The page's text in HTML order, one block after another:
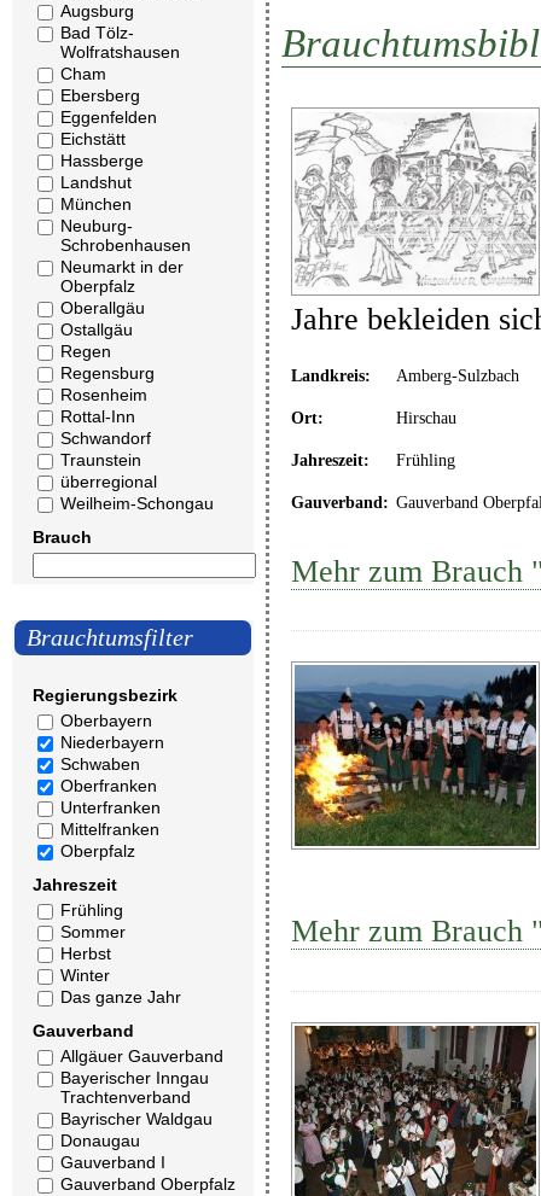
Augsburg
Bad Tölz-
Wolfratshausen
Cham
Ebersberg
Eggenfelden
Eichstätt
Hassberge
Landshut
München
Neuburg-
Schrobenhausen
Neumarkt in der
Oberpfalz
Oberallgäu
Ostallgäu
Regen
Regensburg
Rosenheim
Rottal-Inn
Schwandorf
Traunstein
überregional
Weilheim-Schongau
Brauch
Brauchtumsfilter
Regierungsbezirk
Oberbayern
Niederbayern
Schwaben
Oberfranken
Unterfranken
Mittelfranken
Oberpfalz
Jahreszeit
Frühling
Sommer
Herbst
Winter
Das ganze Jahr
Gauverband
Allgäuer Gauverband
Bayerischer Inngau
Trachtenverband
Bayrischer Waldgau
Donaugau
Gauverband I
Gauverband Oberpfalz
Jahre bekleiden
Landkreis: Amberg-Sulzbach
Ort: Hirschau
Jahreszeit: Frühling
Gauverband: Gauverband
Mehr zum Brauch
Mehr zum Brauch